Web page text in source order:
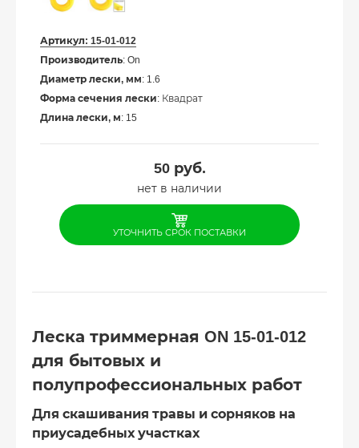
Артикул: 15-01-012
Производитель: On
Диаметр лески, мм: 1.6
Форма сечения лески: Квадрат
Длина лески, м: 15
50руб.
нет в наличии
УТОЧНИТЬ СРОК ПОСТАВКИ
Леска триммерная ON 15-01-012
для бытовых и
полупрофессиональных работ
Для скашивания травы и сорняков на
приусадебных участках